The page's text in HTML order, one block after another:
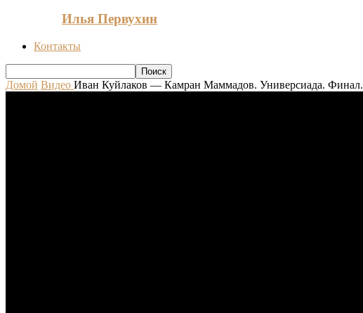
Илья Первухин
Контакты
Домой Видео Иван Куйлаков — Камран Маммадов. Универсиада. Финал.